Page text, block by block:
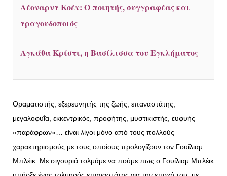
Λέοναρντ Κοέν: Ο ποιητής, συγγραφέας και
τραγουδοποιός
Αγκάθα Κρίστι, η Βασίλισσα του Εγκλήματος
Οραματιστής, εξερευνητής της ζωής, επαναστάτης,
μεγαλοφυΐα, εκκεντρικός, προφήτης, μυστικιστής, ευφυής
«παράφρων»… είναι λίγοι μόνο από τους πολλούς
χαρακτηρισμούς με τους οποίους προλογίζουν τον Γουίλιαμ
Μπλέικ. Με σιγουριά τολμάμε να πούμε πως ο Γουίλιαμ Μπλέικ